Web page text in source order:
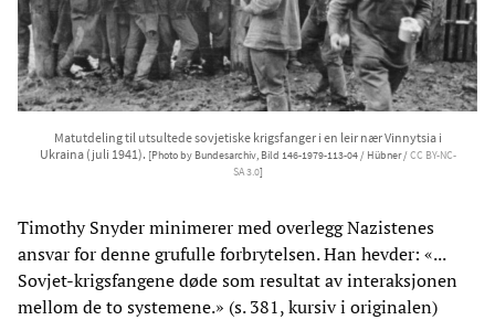
Matutdeling til utsultede sovjetiske krigsfanger i en leir nær Vinnytsia i
Ukraina (juli 1941). [Photo by Bundesarchiv, Bild 146-1979-113-04 / Hübner /CC BY-NC-
SA 3.0]
Timothy Snyder minimerer med overlegg Nazistenes
ansvar for denne grufulle forbrytelsen. Han hevder: «...
Sovjet-krigsfangene døde som resultat av interaksjonen
mellom de to systemene.» (s. 381, kursiv i originalen)